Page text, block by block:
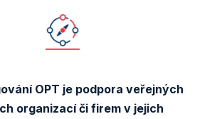
OPT je podpora veřejných
organizací či firem v jejich